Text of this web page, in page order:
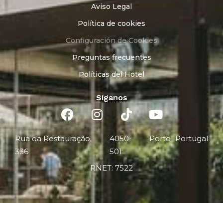
Aviso Legal
Política de cookies
Configuración de Cookies
Preguntas frecuentes
Políticas del Hotel
Síganos
Rua da Restauração,
336
4050-
501
Porto Portugal
RNET: 7522